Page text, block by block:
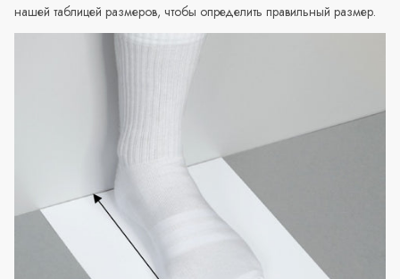
нашей таблицей размеров, чтобы определить правильный размер.